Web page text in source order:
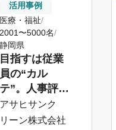
活用事例
医療・福祉
2001〜5000名
静岡県
目指すは従業
員の“カル
テ”。人事評価
から始めるタ
レントマネジ
アサヒサンク
リーン株式会社